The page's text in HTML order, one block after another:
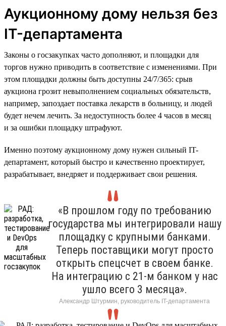
Аукционному дому нельзя без
IT-департамента
Законы о госзакупках часто дополняют, и площадки для
торгов нужно приводить в соответствие с изменениями. При
этом площадки должны быть доступны 24/7/365: срыв
аукциона грозит невыполнением социальных обязательств,
например, запоздает поставка лекарств в больницу, и людей
будет нечем лечить. За недоступность более 4 часов в месяц
и за ошибки площадку штрафуют.
Именно поэтому аукционному дому нужен сильный IT-
департамент, который быстро и качественно проектирует,
разрабатывает, внедряет и поддерживает свои решения.
«В прошлом году по требованию
государства мы интегрировали нашу
площадку с крупными банками.
Теперь поставщики могут просто
открыть спецсчет в своем банке.
На интеграцию с 21-м банком у нас
ушло всего 3 месяца».
Александр Штурмин, руководитель IT-департамента